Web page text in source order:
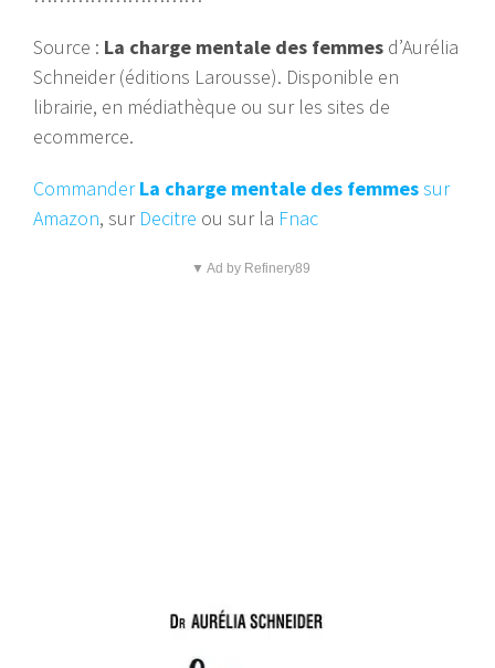
Source : La charge mentale des femmes d’Aurélia
Schneider (éditions Larousse). Disponible en
librairie, en médiathèque ou sur les sites de
ecommerce.
CommanderLa charge mentale des femmessur
Amazon, sur Decitre ou sur la Fnac
▼ Ad by Refinery89